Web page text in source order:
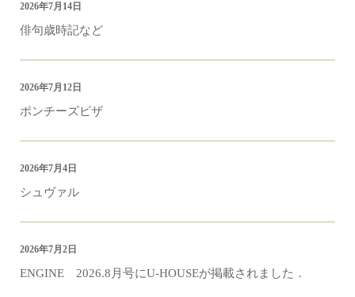
俳句歳時記など
2026年7月14日
ポンチーズピザ
2026年7月12日
シュヴァル
2026年7月4日
ENGINE 2026.8月号にU-HOUSEが掲載されました．
2026年7月2日